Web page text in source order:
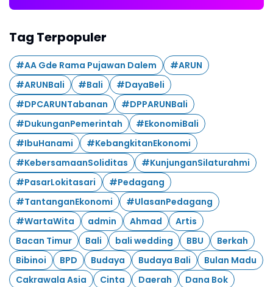
Tag Terpopuler
#AA Gde Rama Pujawan Dalem
#ARUN
#ARUNBali
#Bali
#DayaBeli
#DPCARUNTabanan
#DPPARUNBali
#DukunganPemerintah
#EkonomiBali
#IbuHanami
#KebangkitanEkonomi
#KebersamaanSoliditas
#KunjunganSilaturahmi
#PasarLokitasari
#Pedagang
#TantanganEkonomi
#UlasanPedagang
#WartaWita
admin Ahmad
Artis
Bacan Timur
Bali bali wedding BBU
Berkah
Bibinoi
BPD Budaya Budaya Bali
Bulan Madu
Cakrawala Asia
Cinta Daerah
Dana Bok